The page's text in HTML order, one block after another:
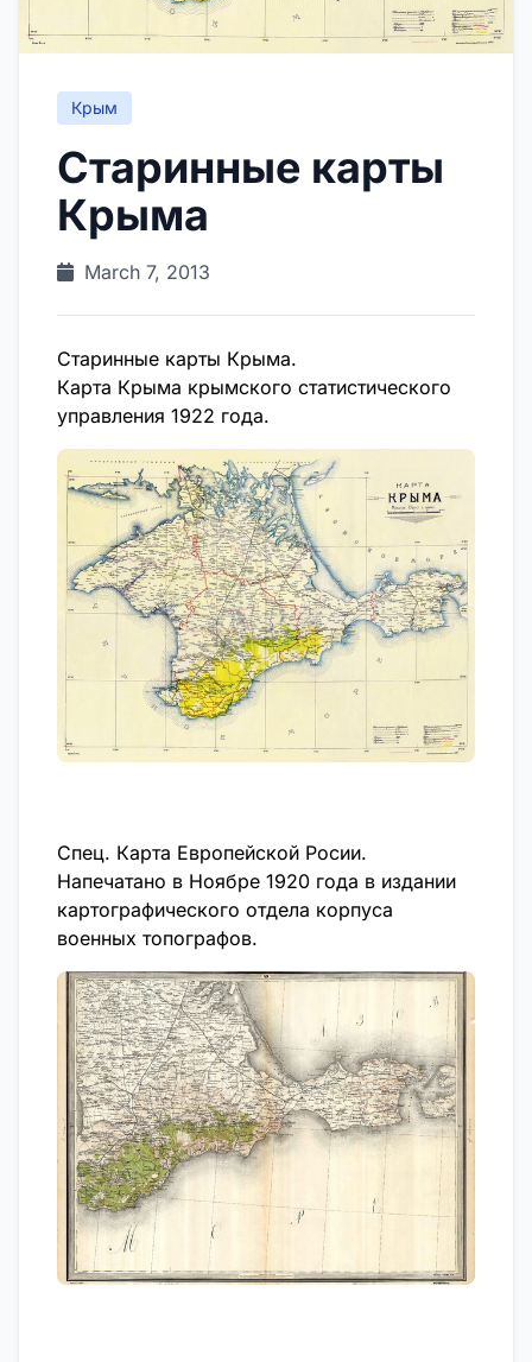
Крым
Старинные карты
Крыма
March 7, 2013
Старинные карты Крыма.
Карта Крыма крымского статистического
управления 1922 года.
Спец. Карта Европейской Росии.
Напечатано в Ноябре 1920 года в издании
картографического отдела корпуса
военных топографов.